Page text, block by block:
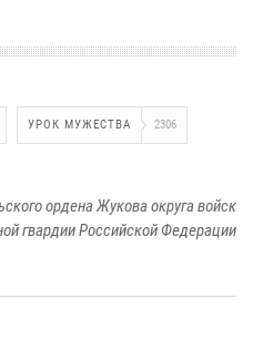
УРОК МУЖЕСТВА 2306
ордена Жукова округа войск
гвардии Российской Федерации